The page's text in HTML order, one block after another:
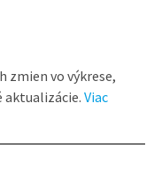
zmien vo výkrese,
aktualizácie. Viac